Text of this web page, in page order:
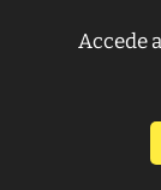
Accede